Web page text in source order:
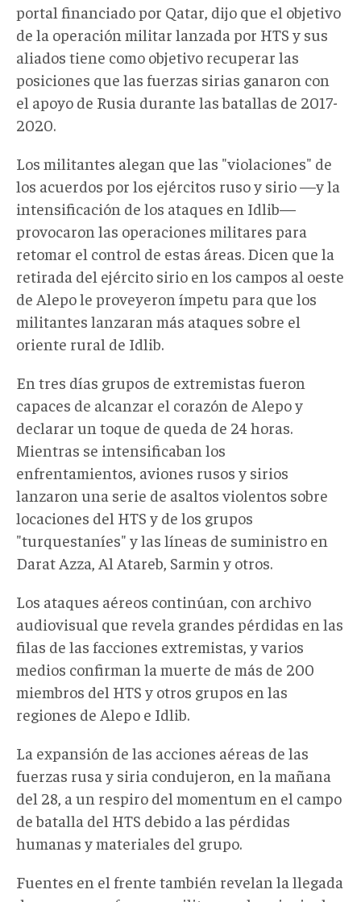
portal financiado por Qatar, dijo que el objetivo
de la operación militar lanzada por HTS y sus
aliados tiene como objetivo recuperar las
posiciones que las fuerzas sirias ganaron con
el apoyo de Rusia durante las batallas de 2017-
2020.
Los militantes alegan que las "violaciones" de
los acuerdos por los ejércitos ruso y sirio —y la
intensificación de los ataques en Idlib—
provocaron las operaciones militares para
retomar el control de estas áreas. Dicen que la
retirada del ejército sirio en los campos al oeste
de Alepo le proveyeron ímpetu para que los
militantes lanzaran más ataques sobre el
oriente rural de Idlib.
En tres días grupos de extremistas fueron
capaces de alcanzar el corazón de Alepo y
declarar un toque de queda de 24 horas.
Mientras se intensificaban los
enfrentamientos, aviones rusos y sirios
lanzaron una serie de asaltos violentos sobre
locaciones del HTS y de los grupos
"turquestaníes" y las líneas de suministro en
Darat Azza, Al Atareb, Sarmin y otros.
Los ataques aéreos continúan, con archivo
audiovisual que revela grandes pérdidas en las
filas de las facciones extremistas, y varios
medios confirman la muerte de más de 200
miembros del HTS y otros grupos en las
regiones de Alepo e Idlib.
La expansión de las acciones aéreas de las
fuerzas rusa y siria condujeron, en la mañana
del 28, a un respiro del momentum en el campo
de batalla del HTS debido a las pérdidas
humanas y materiales del grupo.
Fuentes en el frente también revelan la llegada